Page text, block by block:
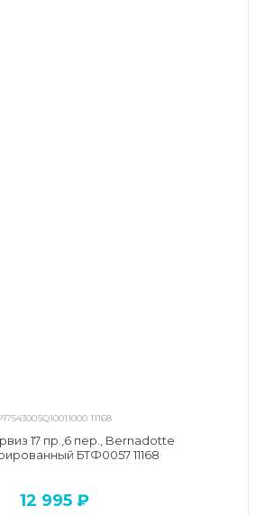
11168
17 пр.,6 пер., Bernadotte
БТФ0057 11168
12 995 ₽